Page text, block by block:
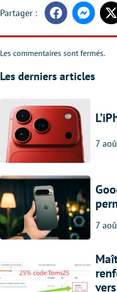
Facebook
Les commentaires sont fermés.
Les derniers articles
7
7